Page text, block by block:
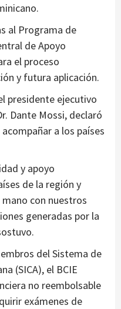
al Programa de
de Apoyo
el proceso
y futura aplicación.
presidente ejecutivo
Dante Mossi, declaró
a los países
y apoyo
de la región y
con nuestros
generadas por la
del Sistema de
(SICA), el BCIE
no reembolsable
exámenes de